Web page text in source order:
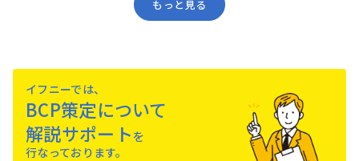
もっと見る
イフニーでは、
BCP策定について
解説サポート を
⾏なっております。